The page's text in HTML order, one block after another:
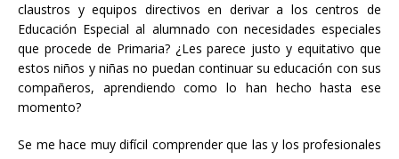
claustros y equipos directivos en derivar a los centros de
Educación Especial al alumnado con necesidades especiales
que procede de Primaria? ¿Les parece justo y equitativo que
estos niños y niñas no puedan continuar su educación con sus
compañeros, aprendiendo como lo han hecho hasta ese
momento?
Se me hace muy difícil comprender que las y los profesionales